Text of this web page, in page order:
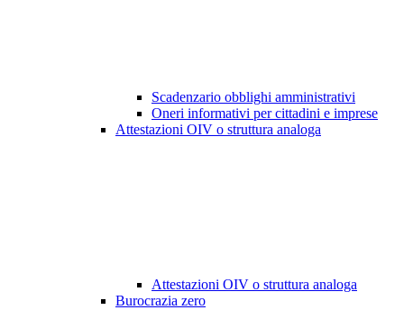
Scadenzario obblighi amministrativi
Oneri informativi per cittadini e imprese
Attestazioni OIV o struttura analoga
Attestazioni OIV o struttura analoga
Burocrazia zero